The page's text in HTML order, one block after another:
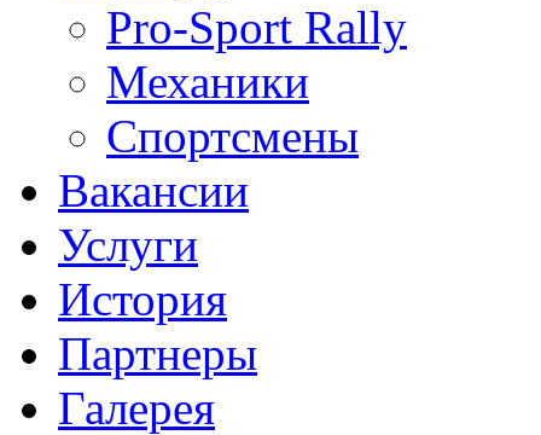
Pro-Sport Rally
Механики
Спортсмены
Вакансии
Услуги
История
Партнеры
Галерея